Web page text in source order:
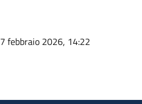
febbraio 2026, 14:22